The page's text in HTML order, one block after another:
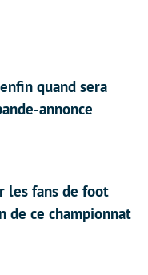
quand sera
annonce
les fans de foot
de ce championnat